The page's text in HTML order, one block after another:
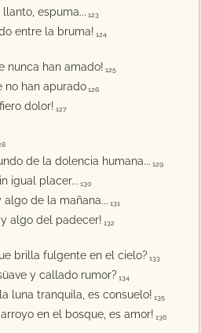
llanto, espuma... 123
entre la bruma! 124
nunca han amado! 125
no han apurado 126
dolor! 127
de la dolencia humana... 129
igual placer... 130
de la mañana... 131
algo del padecer! 132
brilla fulgente en el cielo? 133
y callado rumor? 134
luna tranquila, es consuelo! 135
en el bosque, es amor! 136